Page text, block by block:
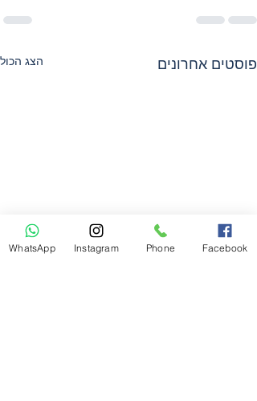
פוסטים אחרונים הצג הכול
WhatsApp Instagram Phone Facebook